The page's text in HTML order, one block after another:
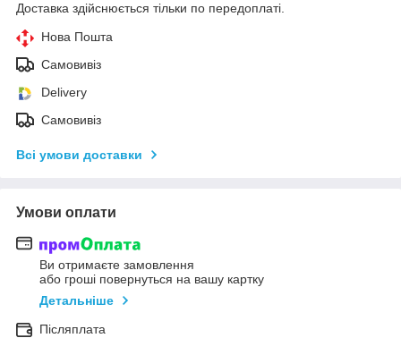
Доставка здійснюється тільки по передоплаті.
Нова Пошта
Самовивіз
Delivery
Самовивіз
Всі умови доставки
Умови оплати
Ви отримаєте замовлення
або гроші повернуться на вашу картку
Детальніше
Післяплата